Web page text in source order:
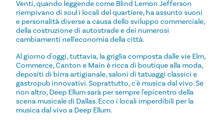
Venti, quando leggende come Blind Lemon Jefferson
riempivano di soul i locali del quartiere, ha assunto suoni
e personalità diverse a causa dello sviluppo commerciale,
della costruzione di autostrade e dei numerosi
cambiamenti nell'economia della città.
Al giorno d'oggi, tuttavia, la griglia composta dalle vie Elm,
Commerce, Canton e Main è ricca di boutique alla moda,
depositi di birra artigianale, saloni di tatuaggi classici e
gastropub innovativi. Soprattutto, c'è musica dal vivo. Se
non altro, Deep Ellum sarà per sempre l'epicentro della
scena musicale di Dallas. Ecco i locali imperdibili per la
musica dal vivo a Deep Ellum.